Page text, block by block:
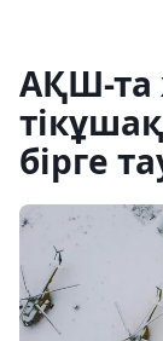
АҚШ-та
бірге